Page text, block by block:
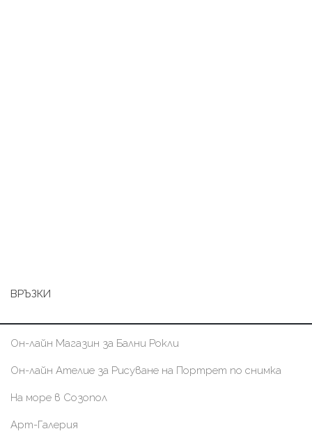
ВРЪЗКИ
Он-лайн Магазин за Бални Рокли
Он-лайн Ателие за Рисуване на Портрет по снимка
На море в Созопол
Арт-Галерия